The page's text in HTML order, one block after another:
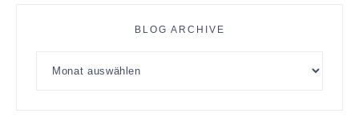
BLOG ARCHIVE